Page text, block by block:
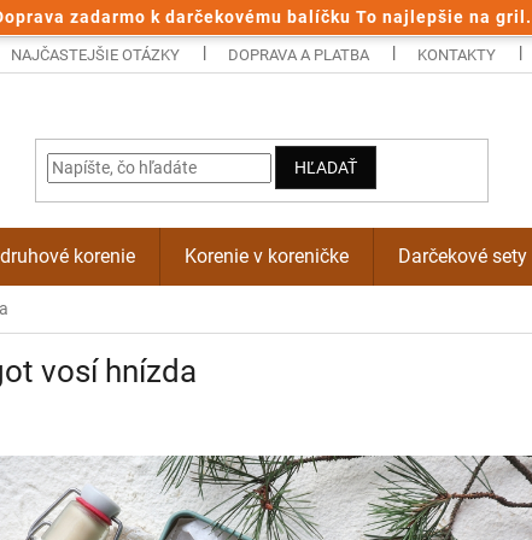
zadarmo k darčekovému balíčku To najlepšie na gril.
NAJČASTEJŠIE OTÁZKY DOPRAVA A PLATBA KONTAKTY
HĽADAŤ
korenie Korenie v koreničke Darčekové sety
vosí hnízda